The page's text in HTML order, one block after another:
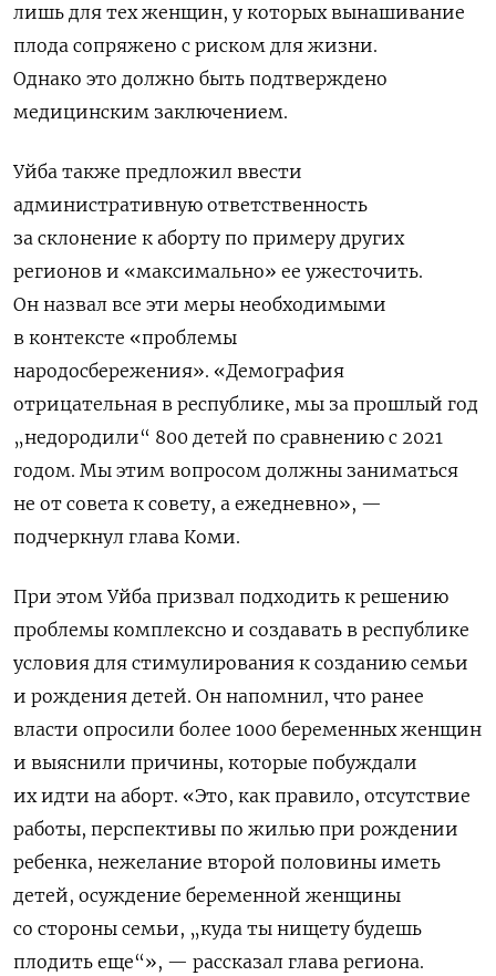
лишь для тех женщин, у которых вынашивание
плода сопряжено с риском для жизни.
Однако это должно быть подтверждено
медицинским заключением.
Уйба также предложил ввести
административную ответственность
за склонение к аборту по примеру других
регионов и «максимально» ее ужесточить.
Он назвал все эти меры необходимыми
в контексте «проблемы
народосбережения». «Демография
отрицательная в республике, мы за прошлый год
„недородили“ 800 детей по сравнению с 2021
годом. Мы этим вопросом должны заниматься
не от совета к совету, а ежедневно», —
подчеркнул глава Коми.
При этом Уйба призвал подходить к решению
проблемы комплексно и создавать в республике
условия для стимулирования к созданию семьи
и рождения детей. Он напомнил, что ранее
власти опросили более 1000 беременных женщин
и выяснили причины, которые побуждали
их идти на аборт. «Это, как правило, отсутствие
работы, перспективы по жилью при рождении
ребенка, нежелание второй половины иметь
детей, осуждение беременной женщины
со стороны семьи, „куда ты нищету будешь
плодить еще“», — рассказал глава региона.